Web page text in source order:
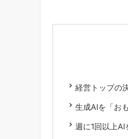
経営トップの
生成AIを「お
週に1回以上